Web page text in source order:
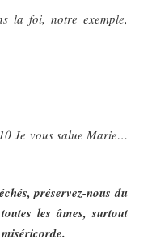
la foi, notre exemple,
Je vous salue Marie…
préservez-nous du
les âmes, surtout